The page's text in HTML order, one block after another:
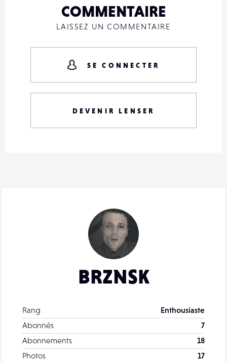
BRZNSK
Rang
Enthousiaste
Abonnés
7
Abonnements
18
Photos
17
COMMENTAIRE
LAISSEZ UN COMMENTAIRE
SE CONNECTER
DEVENIR LENSER